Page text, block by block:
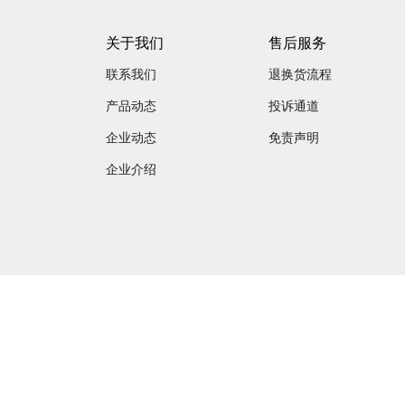
关于我们
联系我们
产品动态
企业动态
企业介绍
售后服务
退换货流程
投诉通道
免责声明